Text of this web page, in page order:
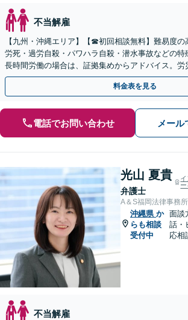
不当解雇
【九州・沖縄エリア】【☎︎初回相談無料】難易度の
労死・過労自殺・パワハラ自殺・潜水事故などの特
長時間労働の場合は、証拠集めからアドバイス。労
は早めにご相談を！【電話相談可能】
料金表を見る
電話でお問い合わせ メール
光山 夏貴
弁護士
イ
A＆S福岡法律事務
沖縄県 か
らも相談
受付中
面談
話・
応相
不当解雇